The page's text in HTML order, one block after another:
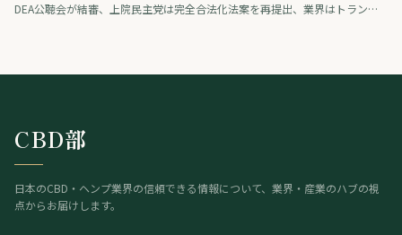
DEA公聴会が結審、上院民主党は完全合法化法案を再提出、業界はトランプ
の医療大麻市場が動き出した。
CBD部
日本のCBD・ヘンプ業界の信頼できる情報について、業界・産業のハブの視
点からお届けします。